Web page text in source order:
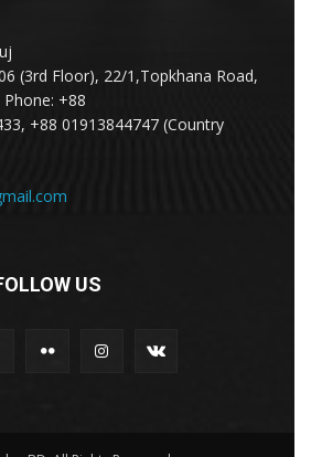
(3rd Floor), 22/1,Topkhana Road,
+88
+88 01913844747 (Country
US